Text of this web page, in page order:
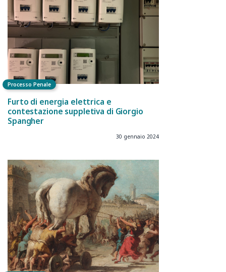
Processo Penale
Furto di energia elettrica e
contestazione suppletiva di Giorgio
Spangher
30 gennaio 2024